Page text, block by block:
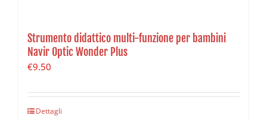
Strumento didattico multi-funzione per bambini
Navir Optic Wonder Plus
€9.50
Dettagli